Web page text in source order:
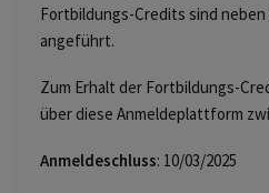
Fortbildungs-Credits sind
angeführt.
Zum Erhalt der Fortbildungs-
über diese Anmeldeplattform
Anmeldeschluss: 10/03/2025